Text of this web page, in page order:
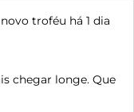
troféu há 1 dia
chegar longe. Que